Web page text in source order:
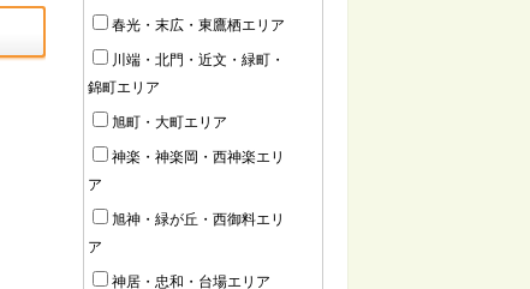
春光・末広・東鷹栖エリア
川端・北門・近文・緑町・
錦町エリア
旭町・大町エリア
神楽・神楽岡・西神楽エリ
ア
旭神・緑が丘・西御料エリ
ア
神居・忠和・台場エリア